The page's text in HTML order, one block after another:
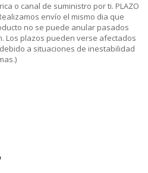
o canal de suministro por ti. PLAZO
envío el mismo dia que
no se puede anular pasados
Los plazos pueden verse afectados
a situaciones de inestabilidad